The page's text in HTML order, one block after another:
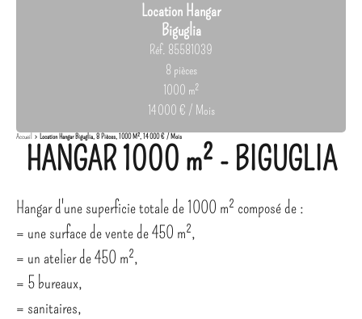
Location Hangar
Biguglia
Réf. 85581039
8 pièces
1000 m²
14 000 € / Mois
Accueil Location Hangar Biguglia, 8 Pièces, 1000 M², 14 000 € / Mois
HANGAR 1000 m² - BIGUGLIA
Hangar d'une superficie totale de 1000 m² composé de :
= une surface de vente de 450 m²,
= un atelier de 450 m²,
= 5 bureaux,
= sanitaires,